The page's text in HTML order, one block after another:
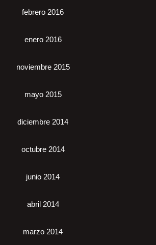
febrero 2016
enero 2016
noviembre 2015
mayo 2015
diciembre 2014
octubre 2014
junio 2014
abril 2014
marzo 2014